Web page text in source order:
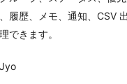
履歴、メモ、通知、CSV
できます。
Jyo